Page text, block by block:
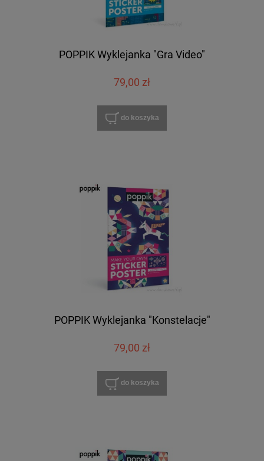
POPPIK Wyklejanka "Gra Video"
79,00 zł
do koszyka
POPPIK Wyklejanka "Konstelacje"
79,00 zł
do koszyka